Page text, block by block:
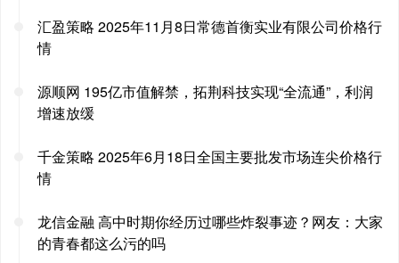
汇盈策略 2025年11月8日常德首衡实业有限公司价格行
情
源顺网 195亿市值解禁，拓荆科技实现“全流通”，利润
增速放缓
千金策略 2025年6月18日全国主要批发市场连尖价格行
情
龙信金融 高中时期你经历过哪些炸裂事迹？网友：大家
的青春都这么污的吗